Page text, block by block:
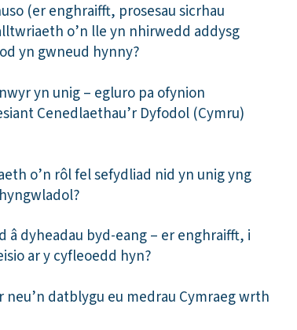
(er enghraifft, prosesau sicrhau
o’n lle yn nhirwedd addysg
yn gwneud hynny?
yn unig – egluro pa ofynion
Cenedlaethau’r Dyfodol (Cymru)
o’n rôl fel sefydliad nid yn unig yng
dyheadau byd-eang – er enghraifft, i
ar y cyfleoedd hyn?
datblygu eu medrau Cymraeg wrth